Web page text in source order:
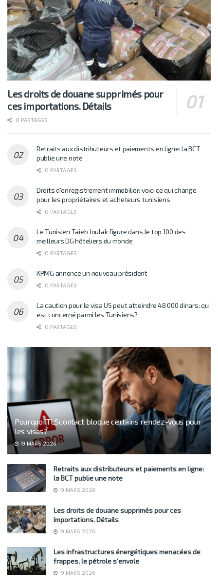
Les droits de douane supprimés pour
ces importations. Détails
0 PARTAGES
Retraits aux distributeurs et paiements en ligne: la BCT
publie une note
0 PARTAGES
Droits d’enregistrement immobilier: voici ce qui change
pour les propriétaires et acheteurs tunisiens
0 PARTAGES
Le Tunisien Taieb Joulak figure dans le top 100 des
meilleurs DG hôteliers du monde
0 PARTAGES
KPMG annonce un nouveau président
0 PARTAGES
La caution pour le visa US peut atteindre 48 000 dinars: qui
est concerné parmi les Tunisiens?
0 PARTAGES
Pourquoi TLScontact bloque certains rendez-vous pour
les visas?
19 MARS 2026
Retraits aux distributeurs et paiements en ligne:
la BCT publie une note
19 MARS 2026
Les droits de douane supprimés pour ces
importations. Détails
19 MARS 2026
Les infrastructures énergétiques menacées de
frappes, le pétrole s’envole
19 MARS 2026